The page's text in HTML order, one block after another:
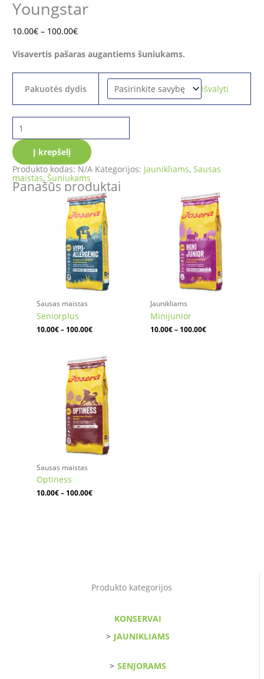
Produkto kategorijos
KONSERVAI
JAUNIKLIAMS
SENJORAMS
Youngstar
10.00€ – 100.00€
Visavertis pašaras augantiems šuniukams.
Pakuotės dydis Išvalyti
Į krepšelį
Produkto kodas: N/A Kategorijos: Jaunikliams,Sausas
maistas,Šuniukams
Panašūs produktai
Sausas maistas
Seniorplus
10.00€– 100.00€
Price
range:
10.00€
through
100.00€
Jaunikliams
Minijunior
10.00€ – 100.00€
Price
range:
10.00€
through
100.00€
Sausas maistas
Optiness
10.00€– 100.00€
Price
range:
10.00€
through
100.00€